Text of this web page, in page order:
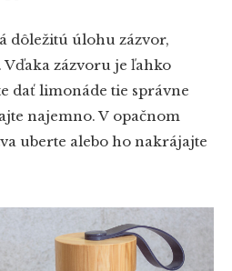
dôležitú úlohu zázvor,
zázvoru je ľahko
dať limonáde tie správne
najemno. V opačnom
uberte alebo ho nakrájajte